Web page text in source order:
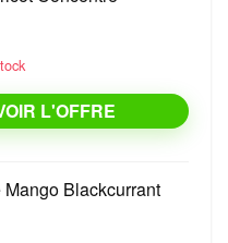
L'OFFRE
Blackcurrant